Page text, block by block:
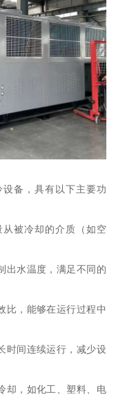
备，具有以下主要功
被冷却的介质（如空
出水温度，满足不同的
比，能够在运行过程中
时间连续运行，减少设
却，如化工、塑料、电